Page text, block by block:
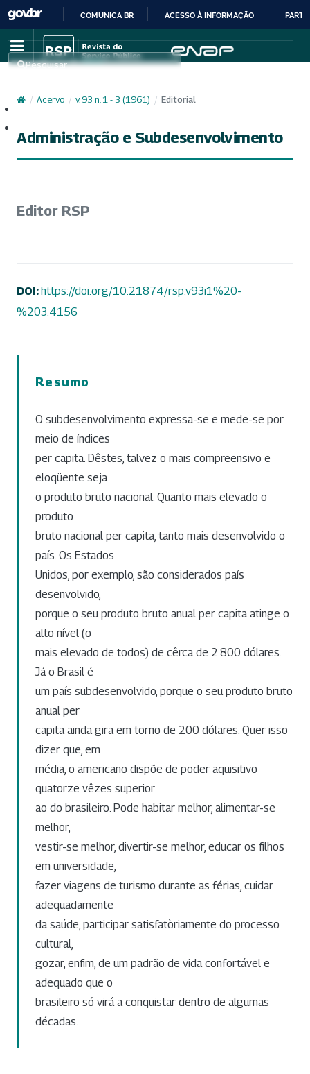
IR
PARA
CONTEÚDO
COMUNICA BR ACESSO À INFORMAÇÃO
Pesquisar
/ Acervo / v. 93 n. 1 - 3 (1961) / Editorial
Administração e Subdesenvolvimento
Editor RSP
DOI:https://doi.org/10.21874/rsp.v93i1%20-
%203.4156
Resumo
O subdesenvolvimento expressa-se e mede-se por
meio de índices
per capita. Dêstes, talvez o mais compreensivo e
eloqüente seja
o produto bruto nacional. Quanto mais elevado o
produto
bruto nacional per capita, tanto mais desenvolvido o
país. Os Estados
Unidos, por exemplo, são considerados país
desenvolvido,
porque o seu produto bruto anual per capita atinge o
alto nível (o
mais elevado de todos) de cêrca de 2.800 dólares.
Já o Brasil é
um país subdesenvolvido, porque o seu produto bruto
anual per
capita ainda gira em torno de 200 dólares. Quer isso
dizer que, em
média, o americano dispõe de poder aquisitivo
quatorze vêzes superior
ao do brasileiro. Pode habitar melhor, alimentar-se
melhor,
vestir-se melhor, divertir-se melhor, educar os filhos
em universidade,
fazer viagens de turismo durante as férias, cuidar
adequadamente
da saúde, participar satisfatòriamente do processo
cultural,
gozar, enfim, de um padrão de vida confortável e
adequado que o
brasileiro só virá a conquistar dentro de algumas
décadas.